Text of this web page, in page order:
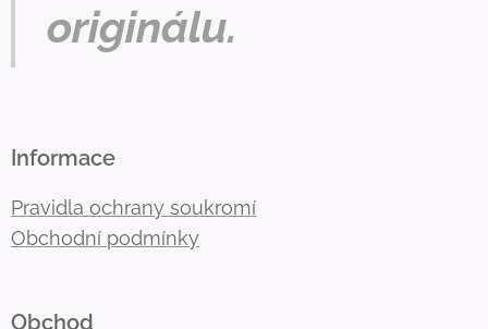
originálu.
Informace
Pravidla ochrany soukromí
Obchodní podmínky
Obchod